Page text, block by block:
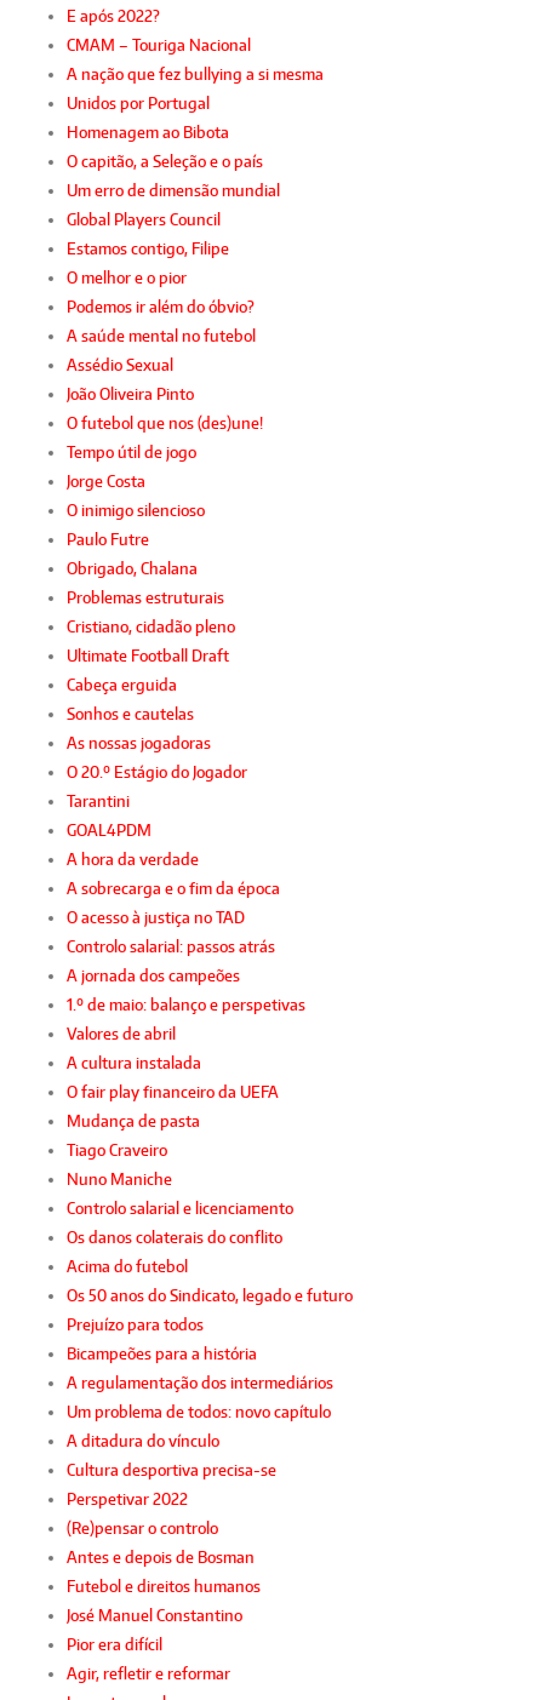
E após 2022?
CMAM – Touriga Nacional
A nação que fez bullying a si mesma
Unidos por Portugal
Homenagem ao Bibota
O capitão, a Seleção e o país
Um erro de dimensão mundial
Global Players Council
Estamos contigo, Filipe
O melhor e o pior
Podemos ir além do óbvio?
A saúde mental no futebol
Assédio Sexual
João Oliveira Pinto
O futebol que nos (des)une!
Tempo útil de jogo
Jorge Costa
O inimigo silencioso
Paulo Futre
Obrigado, Chalana
Problemas estruturais
Cristiano, cidadão pleno
Ultimate Football Draft
Cabeça erguida
Sonhos e cautelas
As nossas jogadoras
O 20.º Estágio do Jogador
Tarantini
GOAL4PDM
A hora da verdade
A sobrecarga e o fim da época
O acesso à justiça no TAD
Controlo salarial: passos atrás
A jornada dos campeões
1.º de maio: balanço e perspetivas
Valores de abril
A cultura instalada
O fair play financeiro da UEFA
Mudança de pasta
Tiago Craveiro
Nuno Maniche
Controlo salarial e licenciamento
Os danos colaterais do conflito
Acima do futebol
Os 50 anos do Sindicato, legado e futuro
Prejuízo para todos
Bicampeões para a história
A regulamentação dos intermediários
Um problema de todos: novo capítulo
A ditadura do vínculo
Cultura desportiva precisa-se
Perspetivar 2022
(Re)pensar o controlo
Antes e depois de Bosman
Futebol e direitos humanos
José Manuel Constantino
Pior era difícil
Agir, refletir e reformar